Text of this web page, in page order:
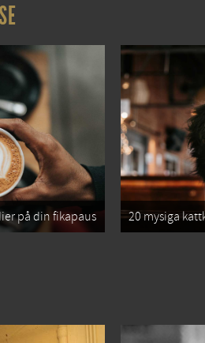
på din fikapaus 20 mysiga